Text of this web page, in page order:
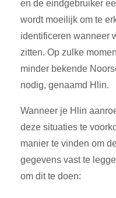
en de eindgebruiker
wordt moeilijk om te
identificeren wanneer
zitten. Op zulke
minder bekende
nodig, genaamd Hlin.
Wanneer je Hlin
deze situaties te
manier te vinden om
gegevens vast te
om dit te doen: